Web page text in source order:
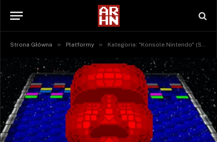
Strona Główna » Platformy » Kategoria: "Konsole Nintendo" (Strona 2)